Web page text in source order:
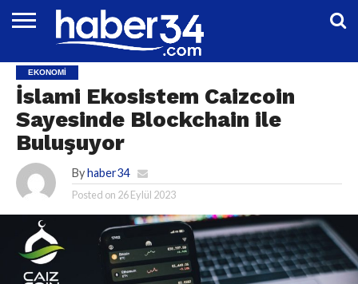
EĞITIM
EKONOMI
GENEL
MAGAZIN
OTOMOTIV
SIYASET
SPOR
TEKNOLOJI
EKONOMI
İslami Ekosistem Caizcoin
Sayesinde Blockchain ile
Buluşuyor
By haber34
Posted on 26 Eylül 2023